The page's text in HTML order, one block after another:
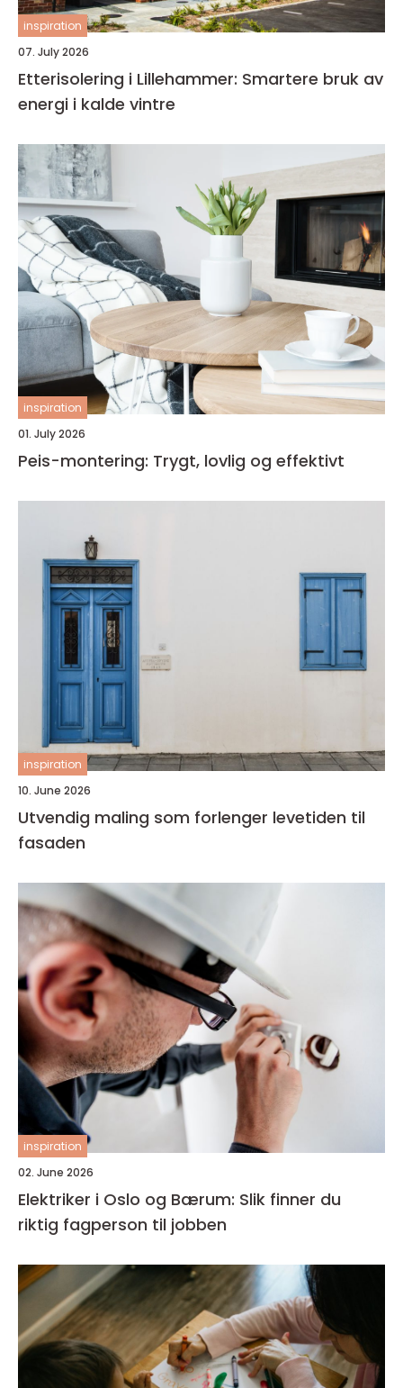
inspiration
07. July 2026
Etterisolering i Lillehammer: Smartere bruk av
energi i kalde vintre
inspiration
01. July 2026
Peis-montering: Trygt, lovlig og effektivt
inspiration
10. June 2026
Utvendig maling som forlenger levetiden til
fasaden
inspiration
02. June 2026
Elektriker i Oslo og Bærum: Slik finner du
riktig fagperson til jobben